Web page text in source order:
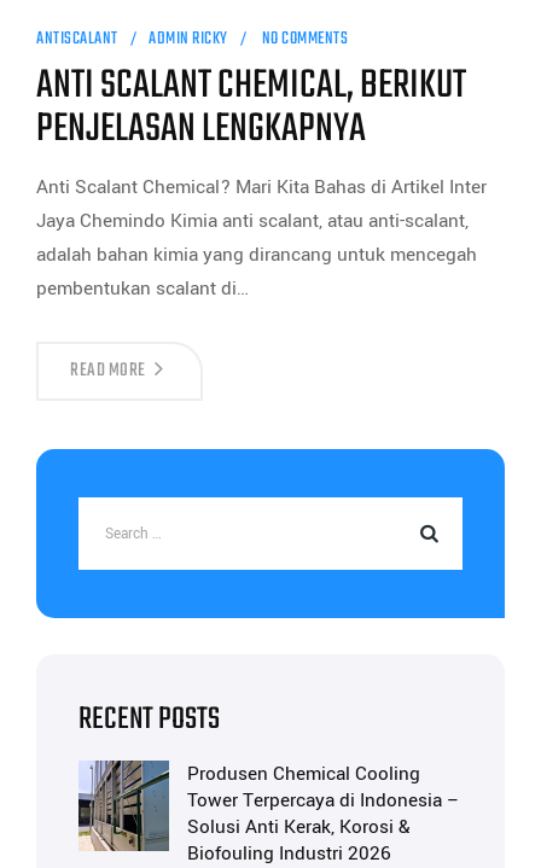
ANTISCALANT ADMIN RICKY NO COMMENTS
ANTI SCALANT CHEMICAL, BERIKUT
PENJELASAN LENGKAPNYA
Anti Scalant Chemical? Mari Kita Bahas di Artikel Inter
Jaya Chemindo Kimia anti scalant, atau anti-scalant,
adalah bahan kimia yang dirancang untuk mencegah
pembentukan scalant di…
READ MORE
RECENT POSTS
Produsen Chemical Cooling
Tower Terpercaya di Indonesia –
Solusi Anti Kerak, Korosi &
Biofouling Industri 2026